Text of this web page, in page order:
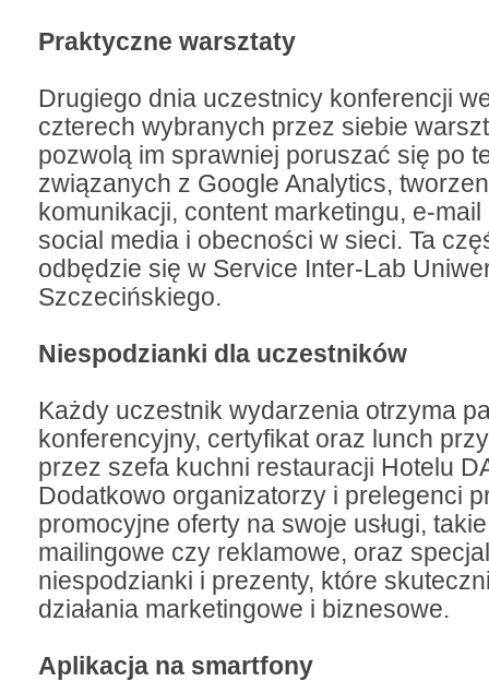
Praktyczne warsztaty
Drugiego dnia uczestnicy konferencji
czterech wybranych przez siebie
pozwolą im sprawniej poruszać się po
związanych z Google Analytics,
komunikacji, content marketingu, e-
social media i obecności w sieci. Ta
odbędzie się w Service Inter-Lab
Szczecińskiego.
Niespodzianki dla uczestników
Każdy uczestnik wydarzenia otrzyma
konferencyjny, certyfikat oraz lunch
przez szefa kuchni restauracji Hotelu
Dodatkowo organizatorzy i prelegenci
promocyjne oferty na swoje usługi,
mailingowe czy reklamowe, oraz
niespodzianki i prezenty, które
działania marketingowe i biznesowe.
Aplikacja na smartfony